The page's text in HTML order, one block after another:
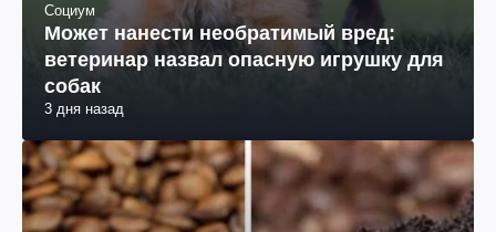
Социум
Может нанести необратимый вред:
ветеринар назвал опасную игрушку для
собак
3 дня назад